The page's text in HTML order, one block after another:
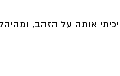
אותה על הזהב,